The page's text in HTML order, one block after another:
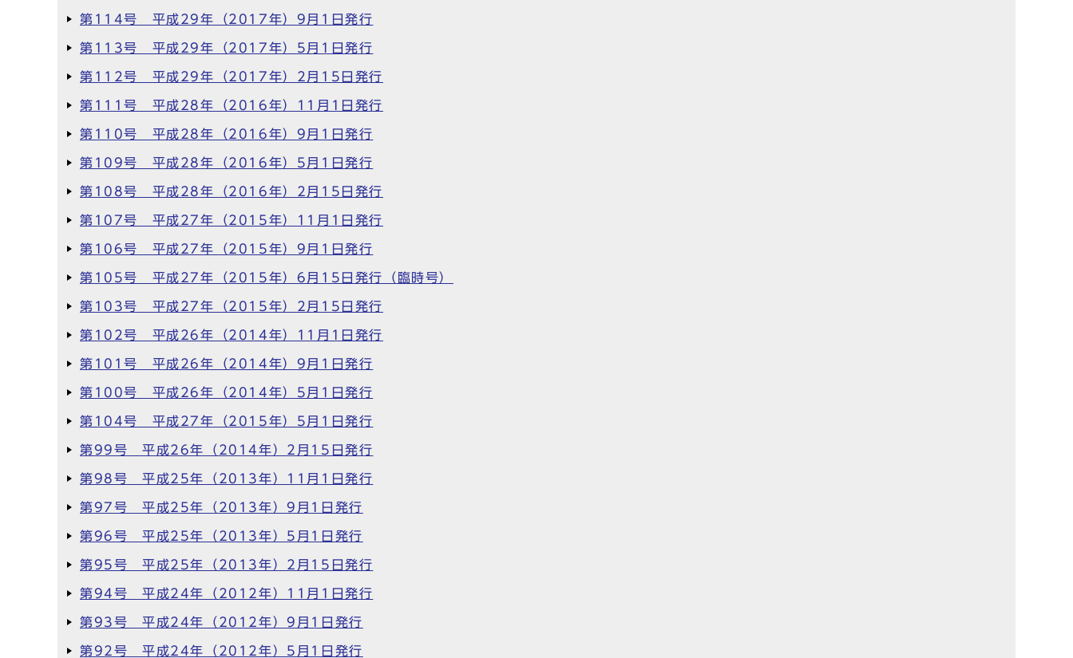
第114号 平成29年（2017年）9月1日発行
第113号 平成29年（2017年）5月1日発行
第112号 平成29年（2017年）2月15日発行
第111号 平成28年（2016年）11月1日発行
第110号 平成28年（2016年）9月1日発行
第109号 平成28年（2016年）5月1日発行
第108号 平成28年（2016年）2月15日発行
第107号 平成27年（2015年）11月1日発行
第106号 平成27年（2015年）9月1日発行
第105号 平成27年（2015年）6月15日発行（臨時号）
第103号 平成27年（2015年）2月15日発行
第102号 平成26年（2014年）11月1日発行
第101号 平成26年（2014年）9月1日発行
第100号 平成26年（2014年）5月1日発行
第104号 平成27年（2015年）5月1日発行
第99号 平成26年（2014年）2月15日発行
第98号 平成25年（2013年）11月1日発行
第97号 平成25年（2013年）9月1日発行
第96号 平成25年（2013年）5月1日発行
第95号 平成25年（2013年）2月15日発行
第94号 平成24年（2012年）11月1日発行
第93号 平成24年（2012年）9月1日発行
第92号 平成24年（2012年）5月1日発行